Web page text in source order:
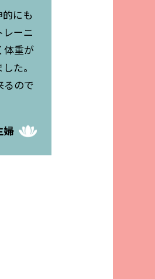
的にも
レーニ
体重が
た。
るので
婦